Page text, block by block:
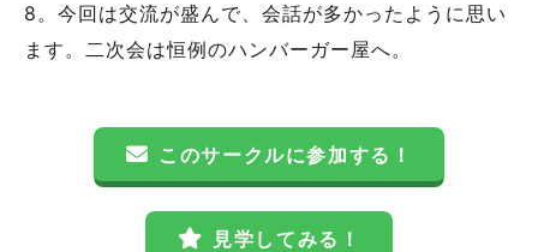
8。今回は交流が盛んで、会話が多かったように思い
ます。二次会は恒例のハンバーガー屋へ。
このサークルに参加する！
見学してみる！